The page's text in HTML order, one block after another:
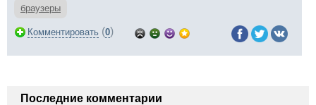
браузеры
Комментировать (0)
Последние комментарии